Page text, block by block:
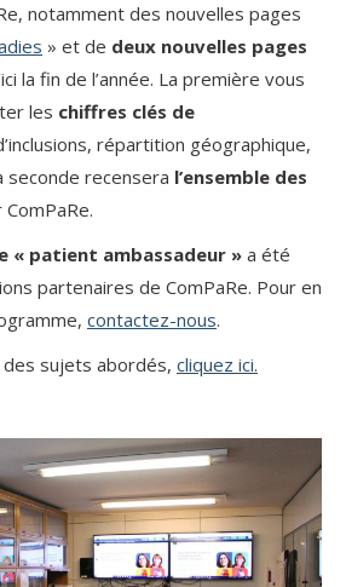
notamment des nouvelles pages
» et de deux nouvelles pages
la fin de l’année. La première vous
les chiffres clés de
répartition géographique,
seconde recensera l’ensemble des
« patient ambassadeur » a été
partenaires de ComPaRe. Pour en
contactez-nous.
des sujets abordés, cliquez ici.